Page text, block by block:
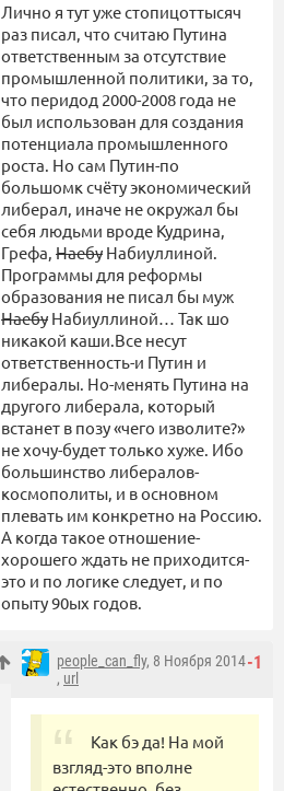
Лично я тут уже стопицоттысяч
раз писал, что считаю Путина
ответственным за отсутствие
промышленной политики, за то,
что перидод 2000-2008 года не
был использован для создания
потенциала промышленного
роста. Но сам Путин-по
большомк счёту экономический
либерал, иначе не окружал бы
себя людьми вроде Кудрина,
Грефа, Наебу Набиуллиной.
Программы для реформы
образования не писал бы муж
Наебу Набиуллиной… Так шо
никакой каши.Все несут
ответственность-и Путин и
либералы. Но-менять Путина на
другого либерала, который
встанет в позу «чего изволите?»
не хочу-будет только хуже. Ибо
большинство либералов-
космополиты, и в основном
плевать им конкретно на Россию.
А когда такое отношение-
хорошего ждать не приходится-
это и по логике следует, и по
опыту 90ых годов.
-1
people_can_fly, 8 Ноября 2014
, url
Как бэ да! На мой
взгляд-это вполне